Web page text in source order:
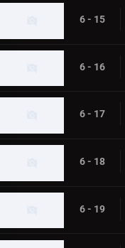
6 - 15
6 - 16
6 - 17
6 - 18
6 - 19